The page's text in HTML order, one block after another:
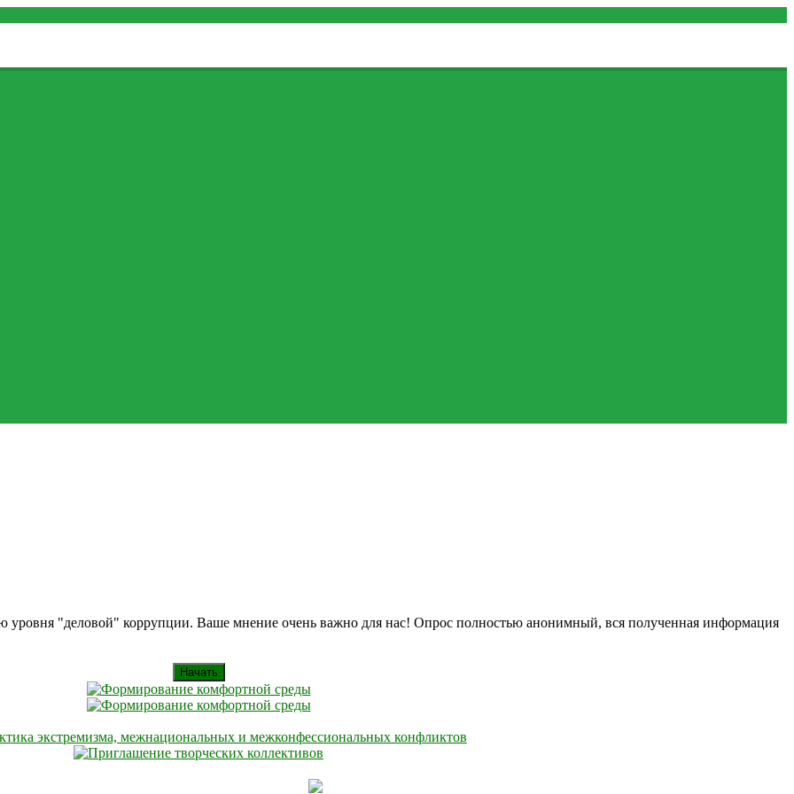
уровня "деловой" коррупции. Ваше мнение очень важно для нас! Опрос полностью анонимный, вся полученная информация
Начать